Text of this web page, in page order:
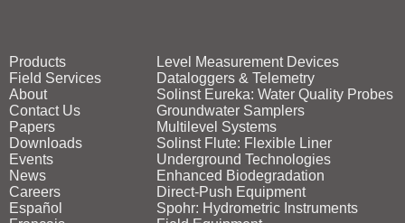
Products
Field Services
About
Contact Us
Papers
Downloads
Events
News
Careers
Español
Level Measurement Devices
Dataloggers & Telemetry
Solinst Eureka: Water Quality Probes
Groundwater Samplers
Multilevel Systems
Solinst Flute: Flexible Liner
Underground Technologies
Enhanced Biodegradation
Direct‑Push Equipment
Spohr: Hydrometric Instruments